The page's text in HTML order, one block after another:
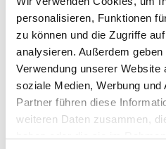
personalisieren, Funktionen
zu können und die Zugriffe
analysieren. Außerdem
Verwendung unserer Website
soziale Medien, Werbung
Partner führen diese
weiteren Daten zusammen,
haben oder die sie im
Shops im Gerber
Leguano